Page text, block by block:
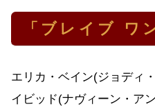
「ブレイブ ワ
エリカ・ベイン(ジョディ
イビッド(ナヴィーン・ア